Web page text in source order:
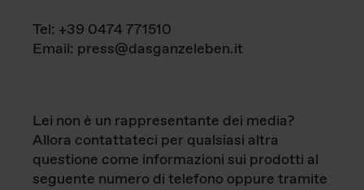
Tel: +39 0474 771510
Email: press@dasganzeleben.it
Lei non è un rappresentante dei media?
Allora contattateci per qualsiasi altra
questione come informazioni sui prodotti al
seguente numero di telefono oppure tramite